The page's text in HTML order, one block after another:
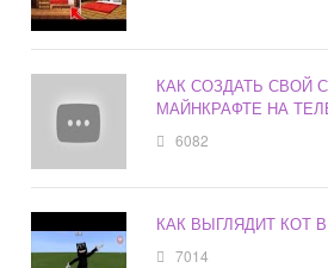
КАК СОЗДАТЬ СВОЙ
МАЙНКРАФТЕ НА
6082
КАК ВЫГЛЯДИТ КОТ
7014